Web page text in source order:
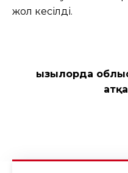
жол кесілді.
Қызылорда